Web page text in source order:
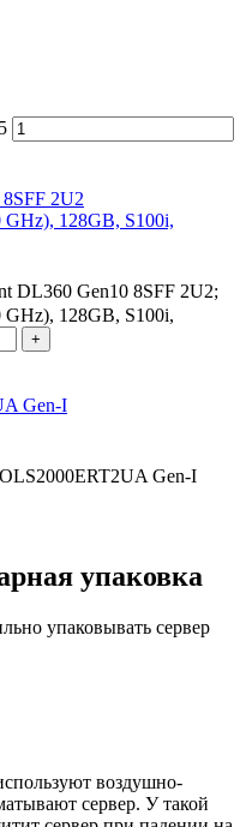
2U2
GHz), 128GB, S100i,
DL360 Gen10 8SFF 2U2;
GHz), 128GB, S100i,
+
Gen-I
Gen-I
упаковка
упаковывать сервер
воздушно-
сервер. У такой